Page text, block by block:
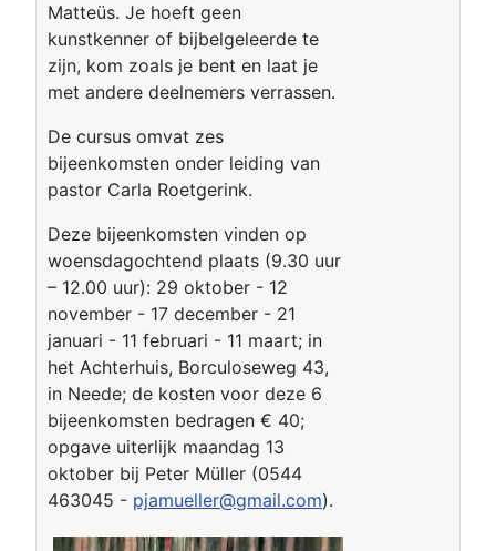
Matteüs. Je hoeft geen
kunstkenner of bijbelgeleerde te
zijn, kom zoals je bent en laat je
met andere deelnemers verrassen.
De cursus omvat zes
bijeenkomsten onder leiding van
pastor Carla Roetgerink.
Deze bijeenkomsten vinden op
woensdagochtend plaats (9.30 uur
– 12.00 uur): 29 oktober - 12
november - 17 december - 21
januari - 11 februari - 11 maart; in
het Achterhuis, Borculoseweg 43,
in Neede; de kosten voor deze 6
bijeenkomsten bedragen € 40;
opgave uiterlijk maandag 13
oktober bij Peter Müller (0544
463045 - pjamueller@gmail.com).